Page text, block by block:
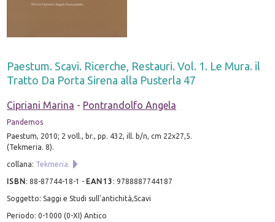
Paestum. Scavi. Ricerche, Restauri. Vol. 1. Le Mura. il
Tratto Da Porta Sirena alla Pusterla 47
Cipriani Marina - Pontrandolfo Angela
Pandemos
Paestum, 2010; 2 voll., br., pp. 432, ill. b/n, cm 22x27,5.
(Tekmeria. 8).
collana: Tekmeria.
ISBN:88-87744-18-1 - EAN13 :9788887744187
Soggetto: Saggi e Studi sull'antichità,Scavi
Periodo: 0-1000 (0-XI) Antico